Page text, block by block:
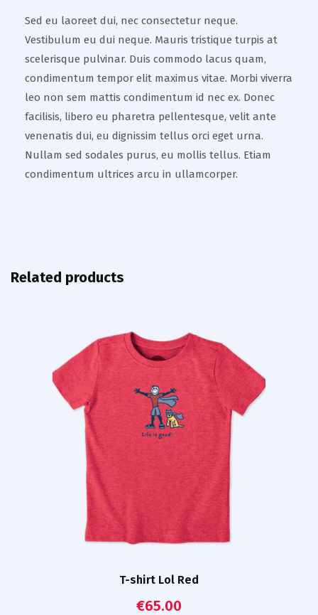
Sed eu laoreet dui, nec consectetur neque.
Vestibulum eu dui neque. Mauris tristique turpis at
scelerisque pulvinar. Duis commodo lacus quam,
condimentum tempor elit maximus vitae. Morbi viverra
leo non sem mattis condimentum id nec ex. Donec
facilisis, libero eu pharetra pellentesque, velit ante
venenatis dui, eu dignissim tellus orci eget urna.
Nullam sed sodales purus, eu mollis tellus. Etiam
condimentum ultrices arcu in ullamcorper.
Related products
T-shirt Lol Red
€65.00